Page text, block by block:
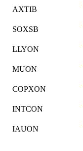
AXTIB
SOXSB
LLYON
MUON
COPXON
INTCON
IAUON